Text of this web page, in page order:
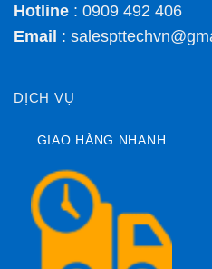
Hotline : 0909 492 406
Email :
DỊCH VỤ
GIAO HÀNG NHANH